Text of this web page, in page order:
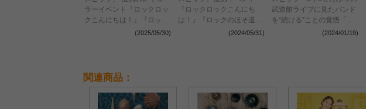
ラーイベント『ロックロッ
クこんにちは！』『ロック
のほそ道』『豊洲サンセッ
(2025/05/30)
『ロックロックこんにち
は！』『ロックのほそ道』
『豊洲サンセット』大阪・
(2024/05/31)
武道館ライブに見たバンド
を“続ける”ことの覚悟「武
道館に立てなくてもスピッ
(2024/01/19)
関連商品：